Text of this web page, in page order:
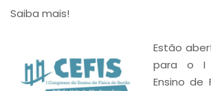
Saiba mais!
Estão
para o I
Ensino de